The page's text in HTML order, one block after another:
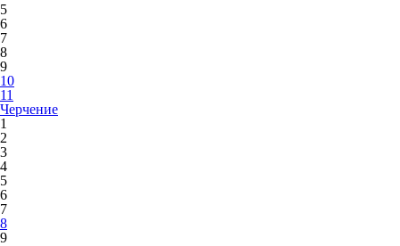
5
6
7
8
9
10
11
Черчение
1
2
3
4
5
6
7
8
9